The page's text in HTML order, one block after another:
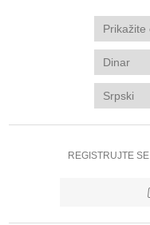
REGISTRUJTE SE